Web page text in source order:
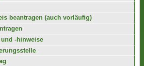
beantragen (auch vorläufig)
und -hinweise